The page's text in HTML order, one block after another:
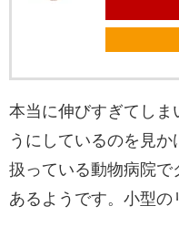
本当に伸びすぎてし
うにしているのを見
扱っている動物病院で
あるようです。小型の